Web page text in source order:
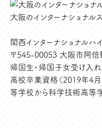
大阪のインターナショナル
関西インターナショナルハ
〒545-00053 大阪市阿
帰国生・帰国子女受け入
高校卒業資格（2019年4
等学校から科学技術高等学